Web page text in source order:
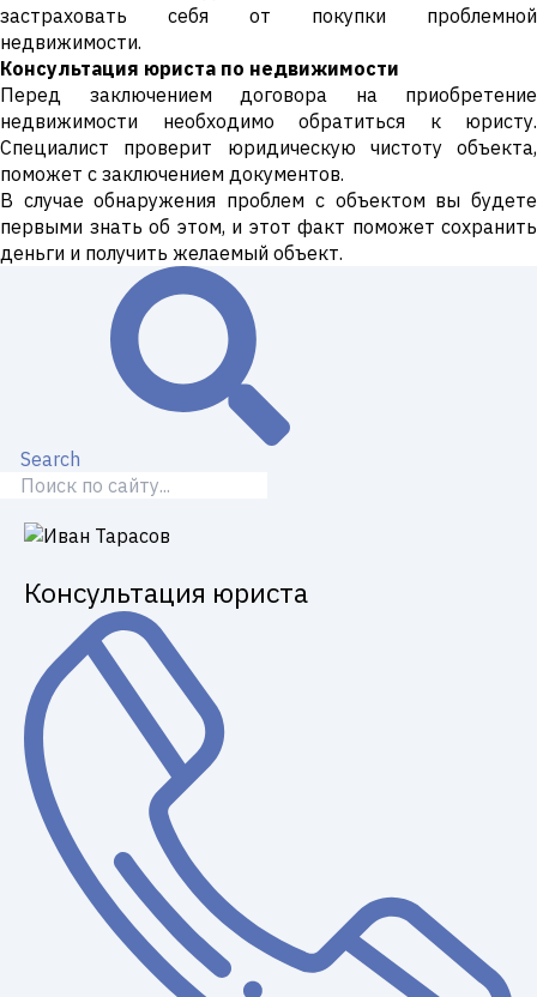
застраховать себя от покупки проблемной
недвижимости.
Консультация юриста по недвижимости
Перед заключением договора на приобретение
недвижимости необходимо обратиться к юристу.
Специалист проверит юридическую чистоту объекта,
поможет с заключением документов.
В случае обнаружения проблем с объектом вы будете
первыми знать об этом, и этот факт поможет сохранить
деньги и получить желаемый объект.
Search
Консультация юриста